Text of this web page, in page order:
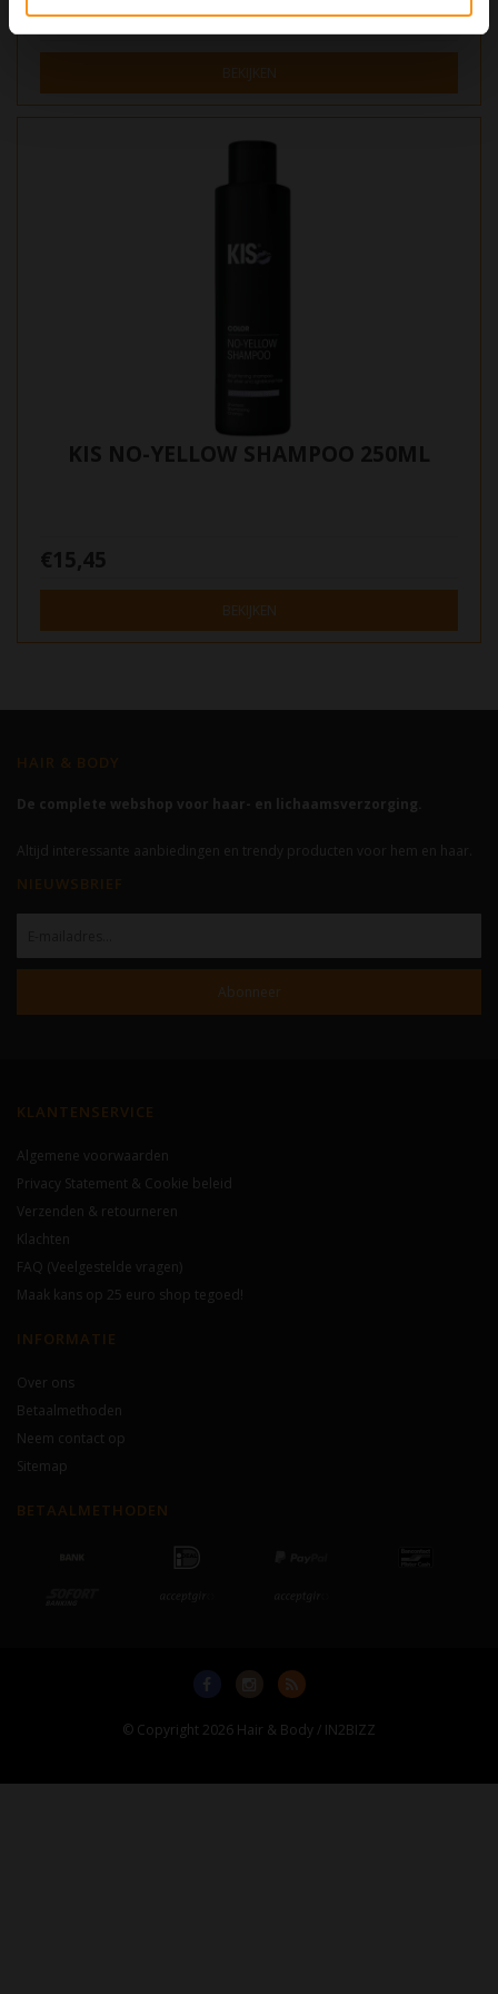
€51,80 €45,95
BEKIJKEN
KIS NO-YELLOW SHAMPOO 250ML
€15,45
BEKIJKEN
HAIR & BODY
De complete webshop voor haar- en lichaamsverzorging.
Altijd interessante aanbiedingen en trendy producten voor hem en haar.
NIEUWSBRIEF
Abonneer
KLANTENSERVICE
Algemene voorwaarden
Privacy Statement & Cookie beleid
Verzenden & retourneren
Klachten
FAQ (Veelgestelde vragen)
Maak kans op 25 euro shop tegoed!
INFORMATIE
Over ons
Betaalmethoden
Neem contact op
Sitemap
BETAALMETHODEN
© Copyright 2026 Hair & Body / IN2BIZZ